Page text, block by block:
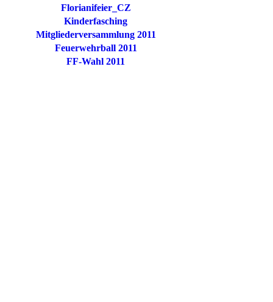
Florianifeier_CZ
Kinderfasching
Mitgliederversammlung 2011
Feuerwehrball 2011
FF-Wahl 2011